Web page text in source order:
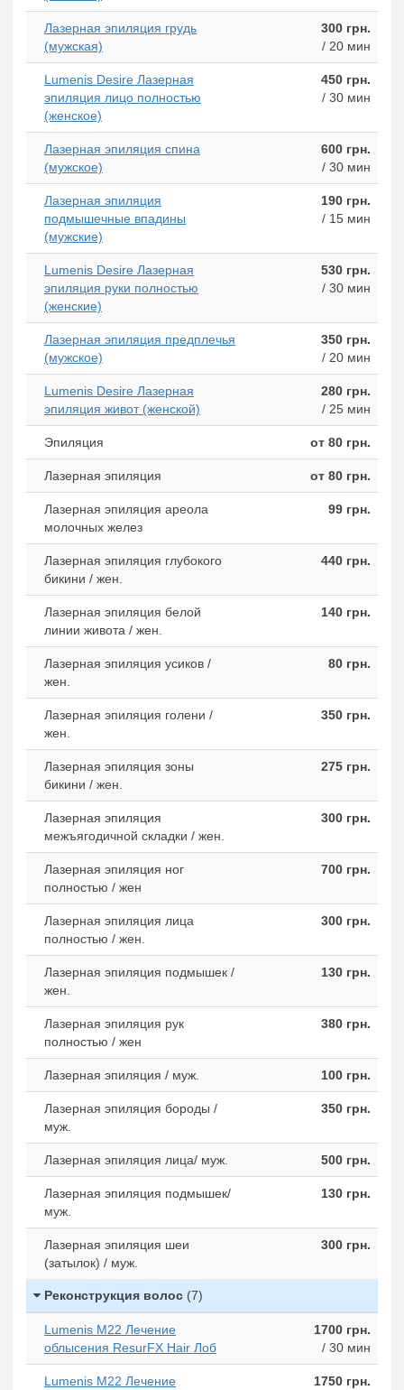
Лазерная эпиляция грудь
(мужская)
300 грн.
/ 20 мин
Lumenis Desire Лазерная
эпиляция лицо полностью
(женское)
450 грн.
/ 30 мин
Лазерная эпиляция спина
(мужское)
600 грн.
/ 30 мин
Лазерная эпиляция
подмышечные впадины
(мужские)
190 грн.
/ 15 мин
Lumenis Desire Лазерная
эпиляция руки полностью
(женские)
530 грн.
/ 30 мин
Лазерная эпиляция предплечья
(мужское)
350 грн.
/ 20 мин
Lumenis Desire Лазерная
эпиляция живот (женской)
280 грн.
/ 25 мин
Эпиляция от 80 грн.
Лазерная эпиляция от 80 грн.
Лазерная эпиляция ареола
молочных желез
99 грн.
Лазерная эпиляция глубокого
бикини / жен.
440 грн.
Лазерная эпиляция белой
линии живота / жен.
140 грн.
Лазерная эпиляция усиков /
жен.
80 грн.
Лазерная эпиляция голени /
жен.
350 грн.
Лазерная эпиляция зоны
бикини / жен.
275 грн.
Лазерная эпиляция
межъягодичной складки / жен.
300 грн.
Лазерная эпиляция ног
полностью / жен
700 грн.
Лазерная эпиляция лица
полностью / жен.
300 грн.
Лазерная эпиляция подмышек /
жен.
130 грн.
Лазерная эпиляция рук
полностью / жен
380 грн.
Лазерная эпиляция / муж. 100 грн.
Лазерная эпиляция бороды /
муж.
350 грн.
Лазерная эпиляция лица/ муж. 500 грн.
Лазерная эпиляция подмышек/
муж.
130 грн.
Лазерная эпиляция шеи
(затылок) / муж.
300 грн.
Реконструкция волос (7)
Lumenis M22 Лечение
облысения ResurFX Hair Лоб
1700 грн.
/ 30 мин
Lumenis M22 Лечение
1750 грн.